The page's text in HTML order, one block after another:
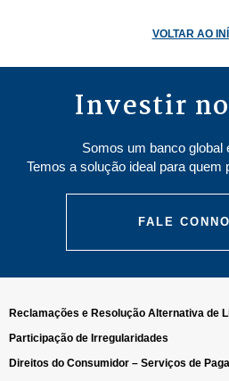
VOLTAR AO
Investir
Somos um banco global
Temos a solução ideal para quem
FALE
Reclamações e Resolução Alternativa de
Participação de Irregularidades
Direitos do Consumidor – Serviços de